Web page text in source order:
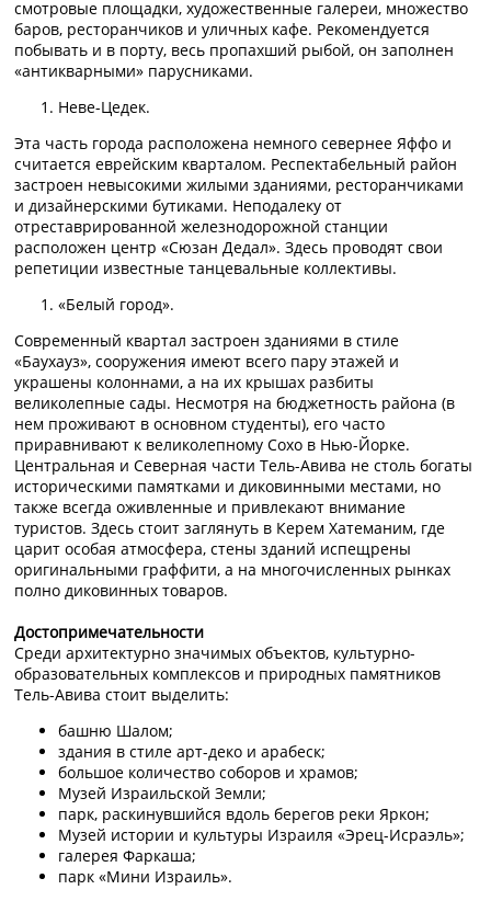
смотровые площадки, художественные галереи, множество
баров, ресторанчиков и уличных кафе. Рекомендуется
побывать и в порту, весь пропахший рыбой, он заполнен
«антикварными» парусниками.
Неве-Цедек.
Эта часть города расположена немного севернее Яффо и
считается еврейским кварталом. Респектабельный район
застроен невысокими жилыми зданиями, ресторанчиками
и дизайнерскими бутиками. Неподалеку от
отреставрированной железнодорожной станции
расположен центр «Сюзан Дедал». Здесь проводят свои
репетиции известные танцевальные коллективы.
«Белый город».
Современный квартал застроен зданиями в стиле
«Баухауз», сооружения имеют всего пару этажей и
украшены колоннами, а на их крышах разбиты
великолепные сады. Несмотря на бюджетность района (в
нем проживают в основном студенты), его часто
приравнивают к великолепному Сохо в Нью-Йорке.
Центральная и Северная части Тель-Авива не столь богаты
историческими памятками и диковинными местами, но
также всегда оживленные и привлекают внимание
туристов. Здесь стоит заглянуть в Керем Хатеманим, где
царит особая атмосфера, стены зданий испещрены
оригинальными граффити, а на многочисленных рынках
полно диковинных товаров.
Достопримечательности
Среди архитектурно значимых объектов, культурно-
образовательных комплексов и природных памятников
Тель-Авива стоит выделить:
башню Шалом;
здания в стиле арт-деко и арабеск;
большое количество соборов и храмов;
Музей Израильской Земли;
парк, раскинувшийся вдоль берегов реки Яркон;
Музей истории и культуры Израиля «Эрец-Исраэль»;
галерея Фаркаша;
парк «Мини Израиль».